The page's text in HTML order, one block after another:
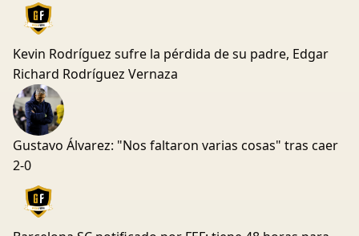
Kevin Rodríguez sufre la pérdida de su padre, Edgar
Richard Rodríguez Vernaza
Gustavo Álvarez: "Nos faltaron varias cosas" tras caer
2-0